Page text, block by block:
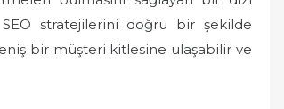
stratejilerini doğru bir şekilde
bir müşteri kitlesine ulaşabilir ve